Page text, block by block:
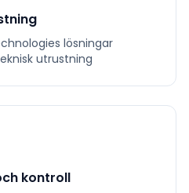
lösningar
utrustning
kontroll